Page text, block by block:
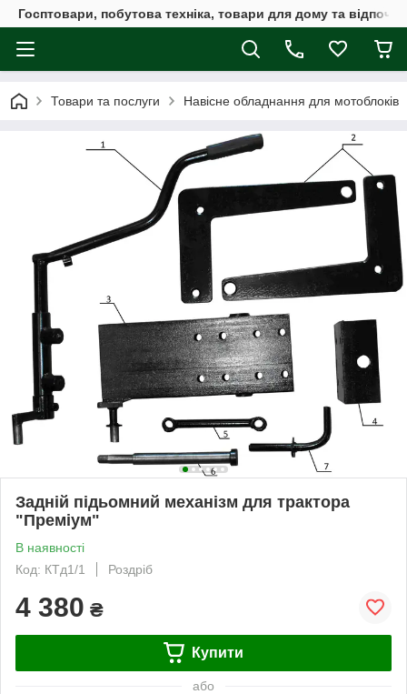
Госптовари, побутова техніка, товари для дому та
Товари та послуги Навісне обладнання для мотоблоків
Задній підьомний механізм для трактора
"Преміум"
В наявності
Код: КТд1/1
Роздріб
4 380 ₴
Купити
або